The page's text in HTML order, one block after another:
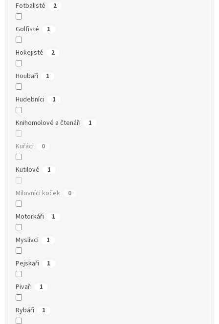
Fotbalisté 2
Golfisté 1
Hokejisté 2
Houbaři 1
Hudebníci 1
Knihomolové a čtenáři 1
Kuřáci 0
Kutilové 1
Milovníci koček 0
Motorkáři 1
Myslivci 1
Pejskaři 1
Pivaři 1
Rybáři 1